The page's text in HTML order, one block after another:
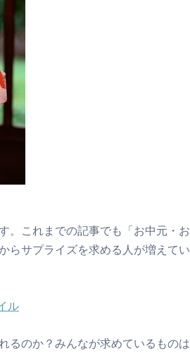
。これまでの記事でも「お中元・お
らサプライズを求める人が増えてい
ル
るのか？みんなが求めているものは